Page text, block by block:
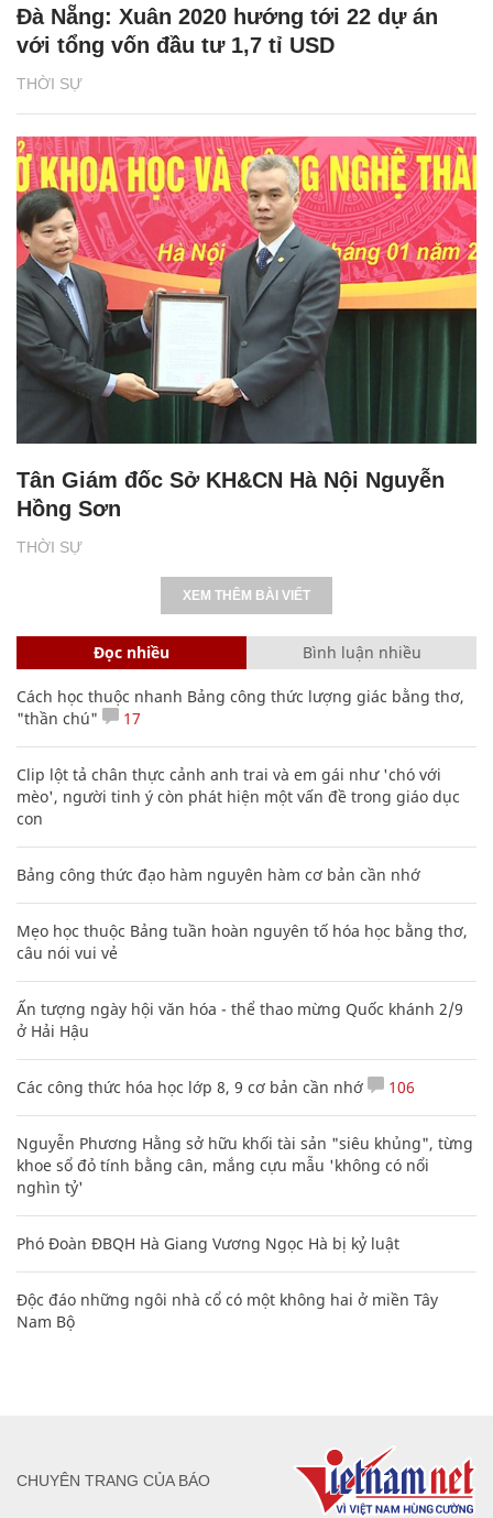
THỜI SỰ
Đà Nẵng: Xuân 2020 hướng tới 22 dự án
với tổng vốn đầu tư 1,7 tỉ USD
THỜI SỰ
Tân Giám đốc Sở KH&CN Hà Nội Nguyễn
Hồng Sơn
XEM THÊM BÀI VIẾT
Đọc nhiều Bình luận nhiều
Cách học thuộc nhanh Bảng công thức lượng giác bằng thơ,
"thần chú"
17
Clip lột tả chân thực cảnh anh trai và em gái như 'chó với
mèo', người tinh ý còn phát hiện một vấn đề trong giáo dục
con
Bảng công thức đạo hàm nguyên hàm cơ bản cần nhớ
Mẹo học thuộc Bảng tuần hoàn nguyên tố hóa học bằng thơ,
câu nói vui vẻ
Ấn tượng ngày hội văn hóa - thể thao mừng Quốc khánh 2/9
ở Hải Hậu
Các công thức hóa học lớp 8, 9 cơ bản cần nhớ 106
Nguyễn Phương Hằng sở hữu khối tài sản "siêu khủng", từng
khoe sổ đỏ tính bằng cân, mắng cựu mẫu 'không có nổi
nghìn tỷ'
Phó Đoàn ĐBQH Hà Giang Vương Ngọc Hà bị kỷ luật
Độc đáo những ngôi nhà cổ có một không hai ở miền Tây
Nam Bộ
CHUYÊN TRANG CỦA BÁO